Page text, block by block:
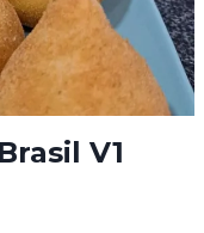
V1